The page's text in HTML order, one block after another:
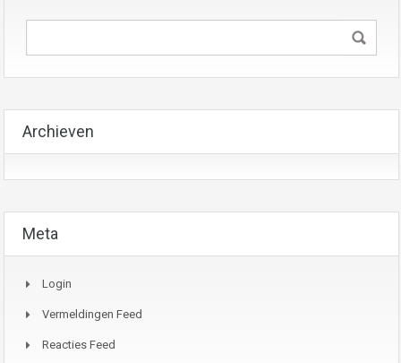
Archieven
Meta
Login
Vermeldingen Feed
Reacties Feed